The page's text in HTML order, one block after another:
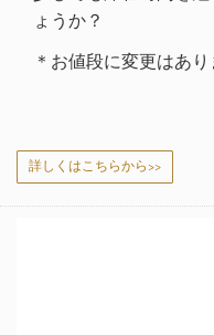
ょうか？
＊お値段に変更はあり
詳しくはこちらから>>